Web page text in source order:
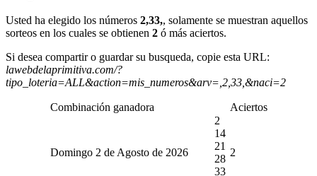
Usted ha elegido los números 2,33,, solamente se muestran aquellos
sorteos en los cuales se obtienen 2 ó más aciertos.
Si desea compartir o guardar su busqueda, copie esta URL:
lawebdelaprimitiva.com/?
tipo_loteria=ALL&action=mis_numeros&arv=,2,33,&naci=2
Combinación ganadora Aciertos
Domingo 2 de Agosto de 2026
2
14
21
28
33
2